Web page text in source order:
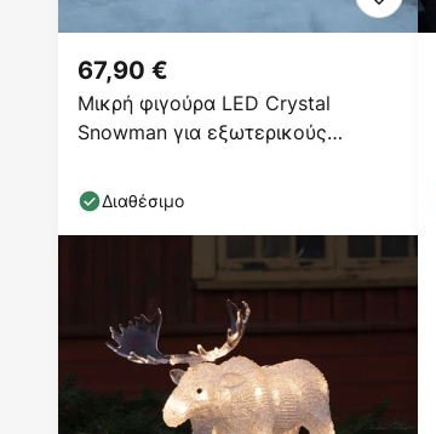
Μικρή φιγούρα LED Crystal
Snowman για εξωτερικούς
67,90 €
Διαθέσιμο